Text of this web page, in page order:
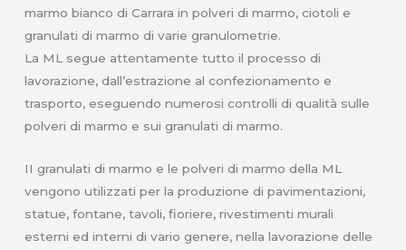
marmo bianco di Carrara in polveri di marmo, ciotoli e
granulati di marmo di varie granulometrie.
La ML segue attentamente tutto il processo di
lavorazione, dall’estrazione al confezionamento e
trasporto, eseguendo numerosi controlli di qualità sulle
polveri di marmo e sui granulati di marmo.
II granulati di marmo e le polveri di marmo della ML
vengono utilizzati per la produzione di pavimentazioni,
statue, fontane, tavoli, fioriere, rivestimenti murali
esterni ed interni di vario genere, nella lavorazione delle